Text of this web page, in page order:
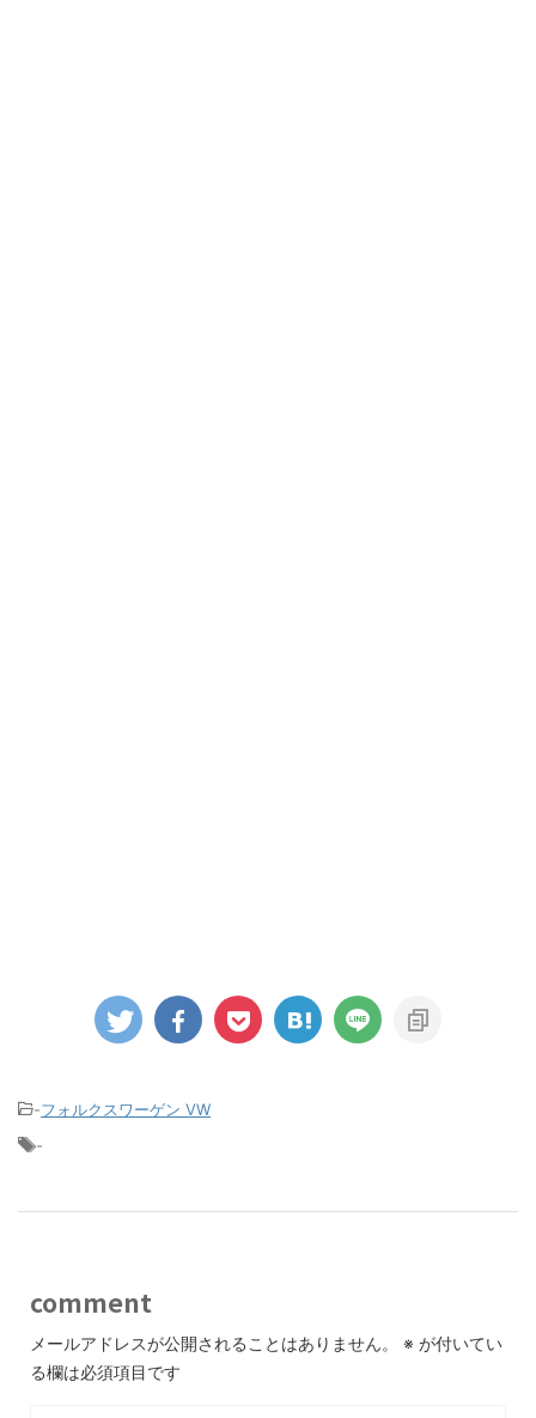
-フォルクスワーゲン VW
-
comment
メールアドレスが公開されることはありません。 ※ が付いてい
る欄は必須項目です